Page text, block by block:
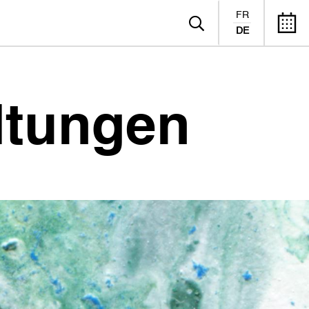
FR
DE